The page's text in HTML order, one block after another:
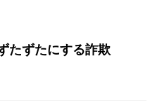
たずたにする詐欺